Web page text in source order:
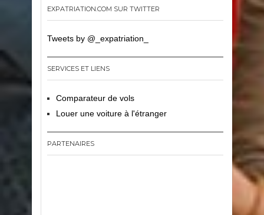
EXPATRIATION.COM SUR TWITTER
Tweets by @_expatriation_
SERVICES ET LIENS
Comparateur de vols
Louer une voiture à l'étranger
PARTENAIRES